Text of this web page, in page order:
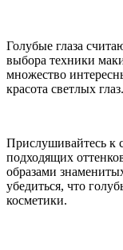
Голубые глаза
выбора техники
множество
красота светлых глаз.
Прислушивайтесь к
подходящих
образами
убедиться, что
косметики.